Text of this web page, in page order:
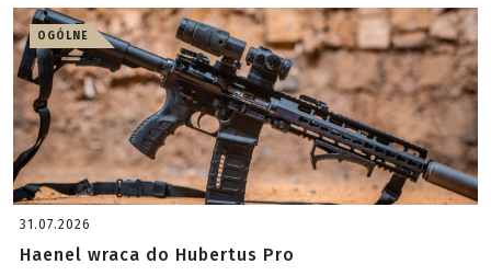
OGÓLNE
31.07.2026
Haenel wraca do Hubertus Pro